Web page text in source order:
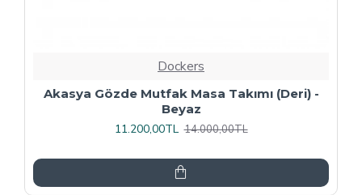
Dockers
Premıum - Gözde Mutfak Masa Takımı -
Füme
13.600,00TL 17.000,00TL